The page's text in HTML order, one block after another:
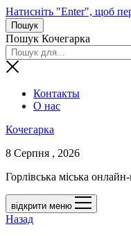
Натисніть "Enter", щоб
Пошук
Пошук Кочегарка
Контакты
О нас
Кочегарка
8 Серпня , 2026
Горлівська міська онлайн-
відкрити меню
Назад